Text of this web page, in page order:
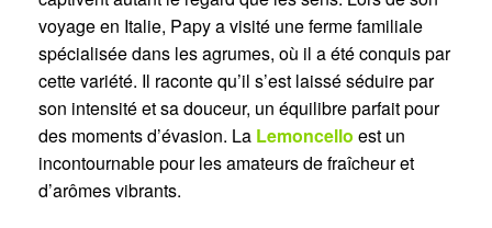
voyage en Italie, Papy a visité une ferme familiale
spécialisée dans les agrumes, où il a été conquis par
cette variété. Il raconte qu’il s’est laissé séduire par
son intensité et sa douceur, un équilibre parfait pour
des moments d’évasion. La Lemoncello est un
incontournable pour les amateurs de fraîcheur et
d’arômes vibrants.